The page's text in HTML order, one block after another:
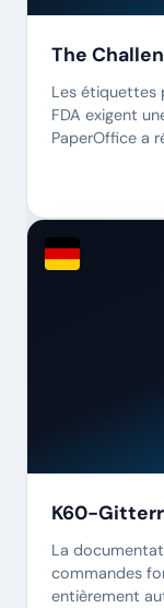
The
Les étiquettes
FDA exigent
PaperOffice a
K60-
La
commandes
entièrement